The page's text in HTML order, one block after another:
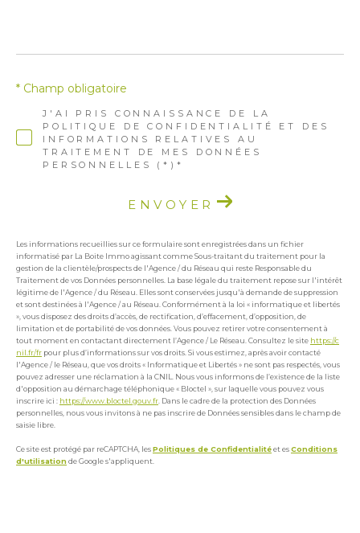
J'AI PRIS CONNAISSANCE DE LA
POLITIQUE DE CONFIDENTIALITÉ ET DES
INFORMATIONS RELATIVES AU
TRAITEMENT DE MES DONNÉES
PERSONNELLES (*)*
* Champ obligatoire
ENVOYER
Les informations recueillies sur ce formulaire sont enregistrées dans un fichier
informatisé par La Boite Immo agissant comme Sous-traitant du traitement pour la
gestion de la clientèle/prospects de l'Agence / du Réseau qui reste Responsable du
Traitement de vos Données personnelles. La base légale du traitement repose sur l'intérêt
légitime de l'Agence / du Réseau. Elles sont conservées jusqu'à demande de suppression
et sont destinées à l'Agence / au Réseau. Conformément à la loi « informatique et libertés
», vous disposez des droits d’accès, de rectification, d’effacement, d’opposition, de
limitation et de portabilité de vos données. Vous pouvez retirer votre consentement à
tout moment en contactant directement l’Agence / Le Réseau. Consultez le site https://c
nil.fr/fr pour plus d’informations sur vos droits. Si vous estimez, après avoir contacté
l'Agence / le Réseau, que vos droits « Informatique et Libertés » ne sont pas respectés, vous
pouvez adresser une réclamation à la CNIL. Nous vous informons de l’existence de la liste
d'opposition au démarchage téléphonique « Bloctel », sur laquelle vous pouvez vous
inscrire ici : https://www.bloctel.gouv.fr . Dans le cadre de la protection des Données
personnelles, nous vous invitons à ne pas inscrire de Données sensibles dans le champ de
saisie libre.
Ce site est protégé par reCAPTCHA, lesPolitiques de Confidentialitéet esConditions
d'utilisationde Google s'appliquent.